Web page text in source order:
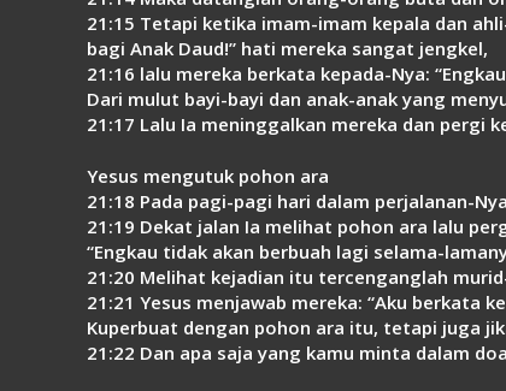
21:15 Tetapi ketika imam-imam kepala dan
bagi Anak Daud!” hati mereka sangat jengkel,
21:16 lalu mereka berkata kepada-Nya:
Dari mulut bayi-bayi dan anak-anak yang
21:17 Lalu Ia meninggalkan mereka dan pergi
Yesus mengutuk pohon ara
21:18 Pada pagi-pagi hari dalam perjalanan-
21:19 Dekat jalan Ia melihat pohon ara lalu
“Engkau tidak akan berbuah lagi selama-
21:20 Melihat kejadian itu tercenganglah
21:21 Yesus menjawab mereka: “Aku berkata
Kuperbuat dengan pohon ara itu, tetapi juga
21:22 Dan apa saja yang kamu minta dalam